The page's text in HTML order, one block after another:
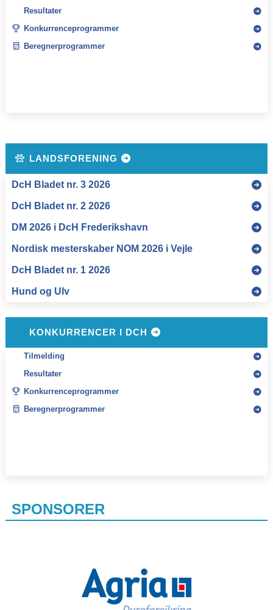
Resultater
Konkurrenceprogrammer
Beregnerprogrammer
LANDSFORENING
KONKURRENCER I DCH
Tilmelding
Resultater
Konkurrenceprogrammer
Beregnerprogrammer
SPONSORER